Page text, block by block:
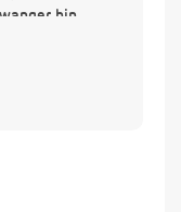
bin .....
schmeckt?
Portion
Kann ich
nochmal